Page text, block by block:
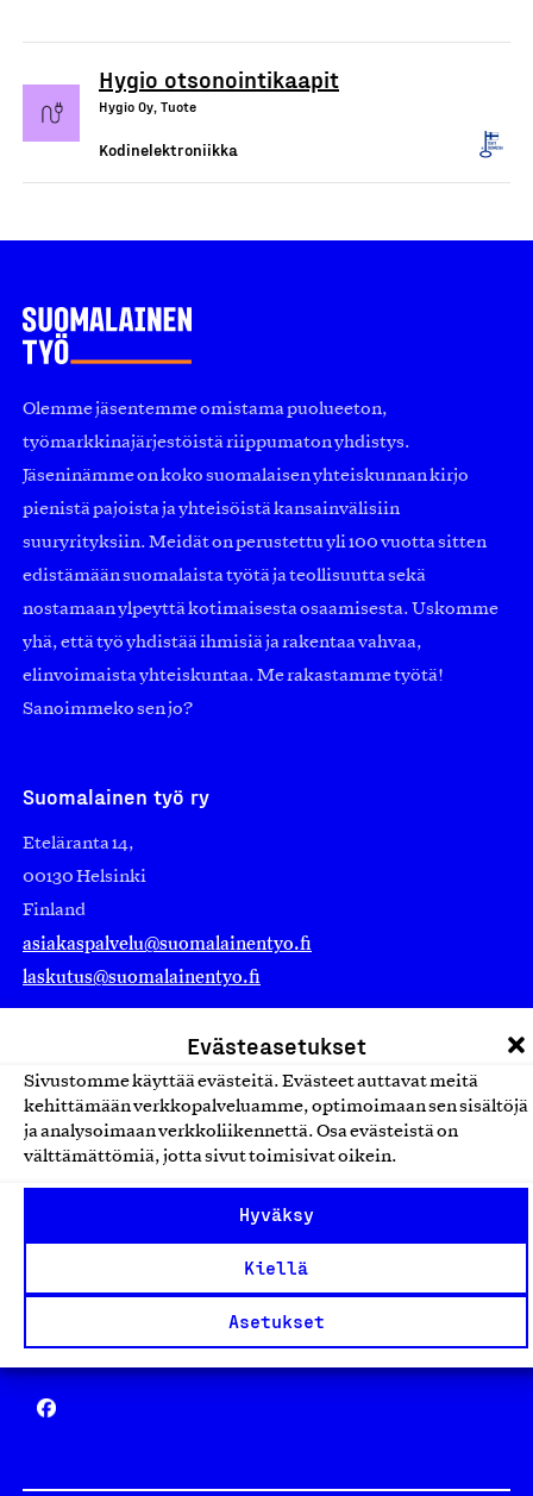
Evästeasetukset
Sivustomme käyttää evästeitä. Evästeet auttavat meitä
kehittämään verkkopalveluamme, optimoimaan sen sisältöjä
ja analysoimaan verkkoliikennettä. Osa evästeistä on
välttämättömiä, jotta sivut toimisivat oikein.
Hyväksy
Kiellä
Asetukset
Hygio otsonointikaapit
Hygio Oy, Tuote
Kodinelektroniikka
Olemme jäsentemme omistama puolueeton,
työmarkkinajärjestöistä riippumaton yhdistys.
Jäseninämme on koko suomalaisen yhteiskunnan kirjo
pienistä pajoista ja yhteisöistä kansainvälisiin
suuryrityksiin. Meidät on perustettu yli 100 vuotta sitten
edistämään suomalaista työtä ja teollisuutta sekä
nostamaan ylpeyttä kotimaisesta osaamisesta. Uskomme
yhä, että työ yhdistää ihmisiä ja rakentaa vahvaa,
elinvoimaista yhteiskuntaa. Me rakastamme työtä!
Sanoimmeko sen jo?
Suomalainen työ ry
Eteläranta 14,
00130 Helsinki
Finland
asiakaspalvelu@suomalainentyo.fi
laskutus@suomalainentyo.fi
Avainlippu
Yhteiskunnallinen Yritys -merkki